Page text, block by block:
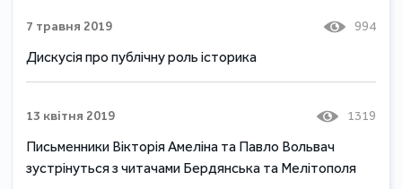
7 травня 2019 994
Дискусія про публічну роль історика
13 квітня 2019 1319
Письменники Вікторія Амеліна та Павло Вольвач
зустрінуться з читачами Бердянська та Мелітополя